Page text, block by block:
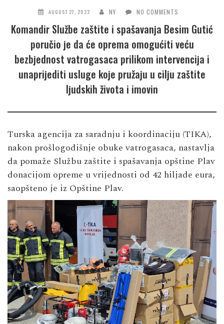
AUGUST 27, 2022 NY NO COMMENTS
Komandir Službe zaštite i spašavanja Besim Gutić
poručio je da će oprema omogućiti veću
bezbjednost vatrogasaca prilikom intervencija i
unaprijediti usluge koje pružaju u cilju zaštite
ljudskih života i imovin
Turska agencija za saradnju i koordinaciju (TIKA),
nakon prošlogodišnje obuke vatrogasaca, nastavlja
da pomaže Službu zaštite i spašavanja opštine Plav
donacijom opreme u vrijednosti od 42 hiljade eura,
saopšteno je iz Opštine Plav.